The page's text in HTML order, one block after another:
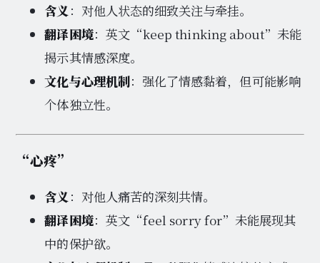
含义 ：对他人状态的细致关注与牵挂。
翻译困境：英文“keep thinking about”未能
揭示其情感深度。
文化与心理机制：强化了情感黏着，但可能影响
个体独立性。
“心疼”
含义 ：对他人痛苦的深刻共情。
翻译困境：英文“feel sorry for”未能展现其
中的保护欲。